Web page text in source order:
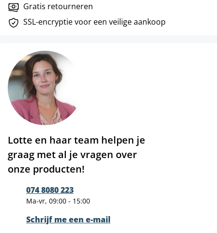
Gratis retourneren
SSL-encryptie voor een veilige aankoop
Lotte en haar team helpen je
graag met al je vragen over
onze producten!
074 8080 223
Ma-vr, 09:00 - 15:00
Schrijf me een e-mail